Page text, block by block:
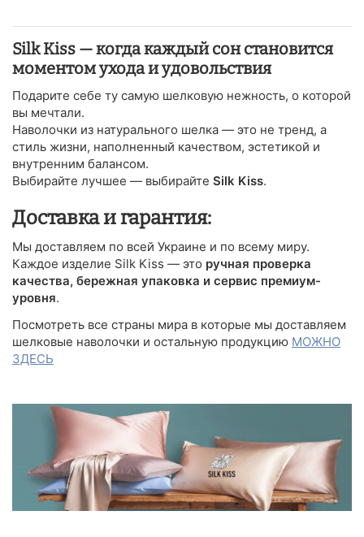
Silk Kiss — когда каждый сон становится
моментом ухода и удовольствия
Подарите себе ту самую шелковую нежность, о которой
вы мечтали.
Наволочки из натурального шелка — это не тренд, а
стиль жизни, наполненный качеством, эстетикой и
внутренним балансом.
Выбирайте лучшее — выбирайте Silk Kiss.
Доставка и гарантия:
Мы доставляем по всей Украине и по всему миру.
Каждое изделие Silk Kiss — это ручная проверка
качества, бережная упаковка и сервис премиум-
уровня.
Посмотреть все страны мира в которые мы доставляем
шелковые наволочки и остальную продукцию МОЖНО
ЗДЕСЬ